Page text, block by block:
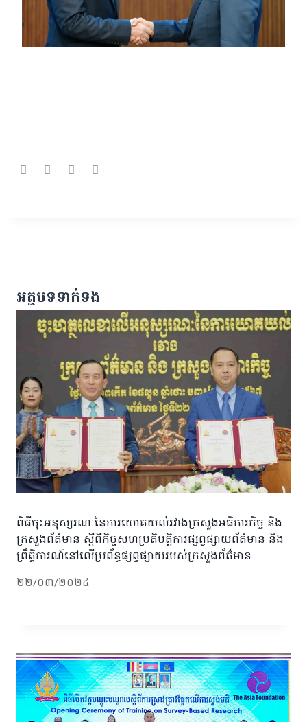
អត្ថបទទាក់ទង
ពិធីចុះអនុស្សរណៈនៃការយោគយល់រវាងក្រសួងអធិការកិច្ច និង
ក្រសួងព័ត៌មាន ស្តីពីកិច្ចសហប្រតិបត្តិការផ្សព្វផ្សាយព័ត៌មាន និង
ព្រឹត្តិការណ៍នៅលើប្រព័ន្ធផ្សព្វផ្សាយរបស់ក្រសួងព័ត៌មាន
២២/០៣/២០២៤